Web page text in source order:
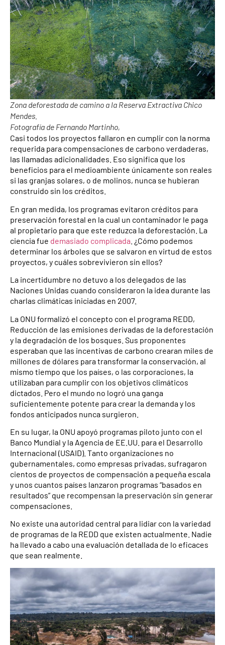
Zona deforestada de camino a la Reserva Extractiva Chico
Mendes.
Fotografía de Fernando Martinho,
Casi todos los proyectos fallaron en cumplir con la norma
requerida para compensaciones de carbono verdaderas,
las llamadas adicionalidades. Eso significa que los
beneficios para el medioambiente únicamente son reales
si las granjas solares, o de molinos, nunca se hubieran
construido sin los créditos.
En gran medida, los programas evitaron créditos para
preservación forestal en la cual un contaminador le paga
al propietario para que este reduzca la deforestación. La
ciencia fue demasiado complicada . ¿Cómo podemos
determinar los árboles que se salvaron en virtud de estos
proyectos, y cuáles sobrevivieron sin ellos?
La incertidumbre no detuvo a los delegados de las
Naciones Unidas cuando consideraron la idea durante las
charlas climáticas iniciadas en 2007.
La ONU formalizó el concepto con el programa REDD,
Reducción de las emisiones derivadas de la deforestación
y la degradación de los bosques. Sus proponentes
esperaban que las incentivas de carbono crearan miles de
millones de dólares para transformar la conservación, al
mismo tiempo que los países, o las corporaciones, la
utilizaban para cumplir con los objetivos climáticos
dictados. Pero el mundo no logró una ganga
suficientemente potente para crear la demanda y los
fondos anticipados nunca surgieron.
En su lugar, la ONU apoyó programas piloto junto con el
Banco Mundial y la Agencia de EE.UU. para el Desarrollo
Internacional (USAID). Tanto organizaciones no
gubernamentales, como empresas privadas, sufragaron
cientos de proyectos de compensación a pequeña escala
y unos cuantos países lanzaron programas “basados en
resultados” que recompensan la preservación sin generar
compensaciones.
No existe una autoridad central para lidiar con la variedad
de programas de la REDD que existen actualmente. Nadie
ha llevado a cabo una evaluación detallada de lo eficaces
que sean realmente.